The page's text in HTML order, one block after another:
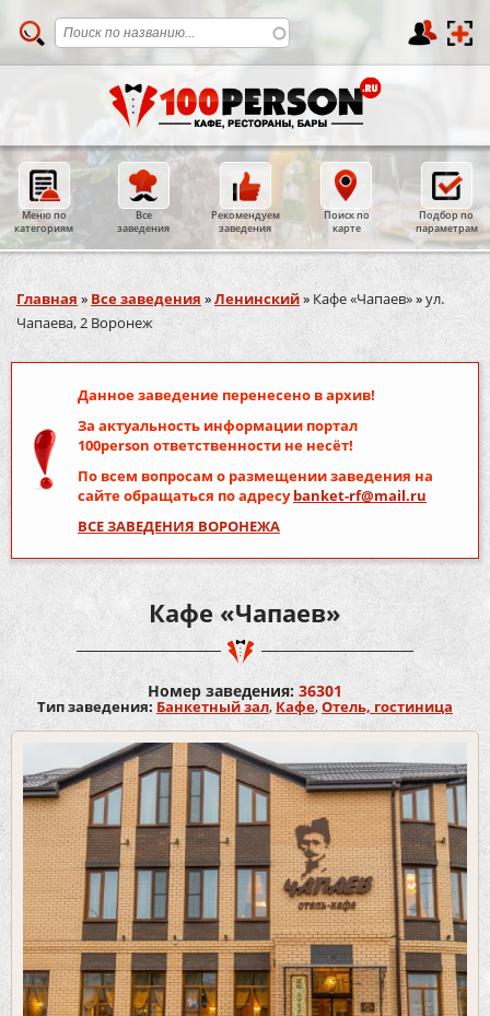
Меню по
категориям
Все
заведения
Рекомендуем
заведения
Поиск по
карте
Подбор по
параметрам
Вы здесь
Главная » Все заведения »Ленинский» Кафе «Чапаев»»ул.
Чапаева, 2 Воронеж
Данное заведение перенесено в архив!
За актуальность информации портал
100person ответственности не несёт!
По всем вопросам о размещении заведения на
сайте обращаться по адресуbanket-rf@mail.ru
ВСЕ ЗАВЕДЕНИЯ ВОРОНЕЖА
Кафе «Чапаев»
Номер заведения: 36301
Тип заведения: Банкетный зал, Кафе,Отель, гостиница